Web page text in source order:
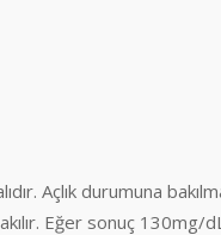
Açlık durumuna
Eğer sonuç 130mg/